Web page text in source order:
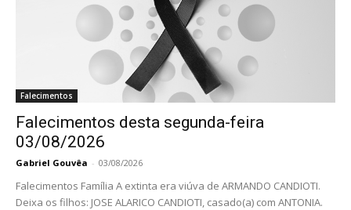
Falecimentos
Falecimentos desta segunda-feira
03/08/2026
Gabriel Gouvêa - 03/08/2026
Falecimentos Família A extinta era viúva de ARMANDO CANDIOTI.
Deixa os filhos: JOSE ALARICO CANDIOTI, casado(a) com ANTONIA.